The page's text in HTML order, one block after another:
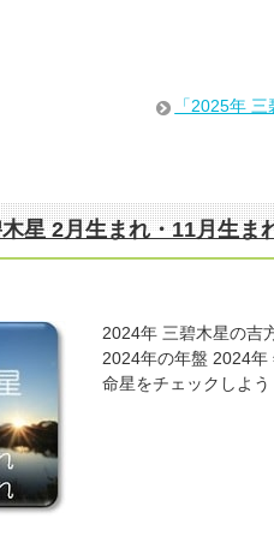
「2025年
星 2月生まれ・11月生ま
2024年 三碧木星の吉
2024年の年盤 2024年
命星をチェックしよ